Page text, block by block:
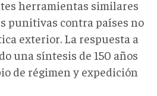
herramientas similares
punitivas contra países no
exterior. La respuesta a
una síntesis de 150 años
de régimen y expedición